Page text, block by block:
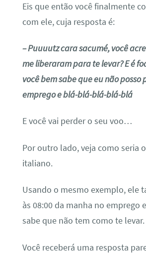
Eis que então você finalmente
com ele, cuja resposta é:
– Puuuutz cara sacumé, você
me liberaram para te levar? E é
você bem sabe que eu não posso
emprego e blá-blá-blá-blá-blá
E você vai perder o seu voo…
Por outro lado, veja como seria
italiano.
Usando o mesmo exemplo, ele
às 08:00 da manha no emprego
sabe que não tem como te levar.
Você receberá uma resposta